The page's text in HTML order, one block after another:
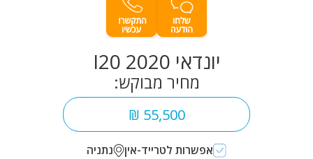
יונדאי I20 2020
מחיר מבוקש:
55,500 ₪
אפשרות לטרייד-אין נתניה